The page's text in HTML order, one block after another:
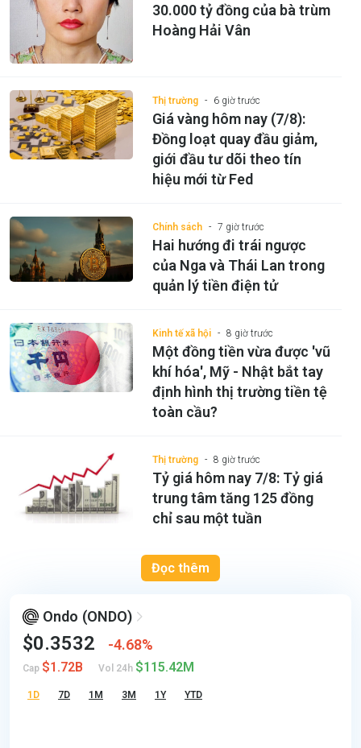
30.000 tỷ đồng của bà trùm
Hoàng Hải Vân
Thị trường 6 giờ trước
Giá vàng hôm nay (7/8):
Đồng loạt quay đầu giảm,
giới đầu tư dõi theo tín
hiệu mới từ Fed
Chính sách 7 giờ trước
Hai hướng đi trái ngược
của Nga và Thái Lan trong
quản lý tiền điện tử
Kinh tế xã hội 8 giờ trước
Một đồng tiền vừa được 'vũ
khí hóa', Mỹ - Nhật bắt tay
định hình thị trường tiền tệ
toàn cầu?
Thị trường 8 giờ trước
Tỷ giá hôm nay 7/8: Tỷ giá
trung tâm tăng 125 đồng
chỉ sau một tuần
Đọc thêm
Ondo (ONDO)
$0.3532 4.68%
Cap $1.72B Vol 24h $115.42M
1D 7D 1M 3M 1Y YTD